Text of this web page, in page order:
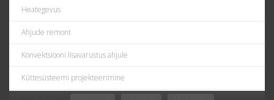
Heategevus
Ahjude remont
Konvektsiooni lisavarustus ahjule
Küttesüsteemi projekteerimine